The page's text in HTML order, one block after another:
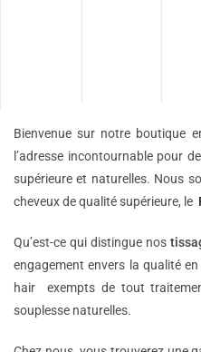
Bienvenue sur notre boutique
l’adresse incontournable pour
supérieure et naturelles. Nous
cheveux de qualité supérieure, le
Qu’est-ce qui distingue nos
engagement envers la qualité
hair exempts de tout
souplesse naturelles.